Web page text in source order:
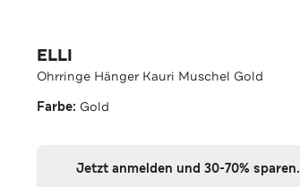
ELLI
Ohrringe Hänger Kauri Muschel Gold
Farbe: Gold
Jetzt anmelden und 30-70% sparen.